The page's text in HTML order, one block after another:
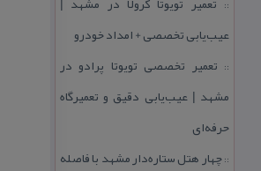
::
عیب‌یابی تخصصی + امداد خودرو
:: تعمیر تخصصی تویوتا پرادو در
مشهد | عیب‌یابی دقیق و تعمیرگاه
حرفه‌ای
::چهار هتل‌ ستاره‌دار مشهد با فاصله